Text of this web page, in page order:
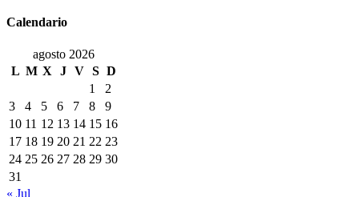
Calendario
agosto 2026
L M X J V S D
1
2
3
4 5 6 7 8
9
10 11 12 13 14 15 16
17 18 19 20 21 22 23
24 25 26 27 28 29 30
31
« Jul